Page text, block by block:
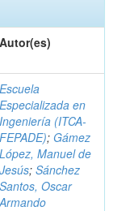
Autor(es)
Escuela
Especializada en
Ingeniería (ITCA-
FEPADE); Gámez
López, Manuel de
Jesús; Sánchez
Santos, Oscar
Armando